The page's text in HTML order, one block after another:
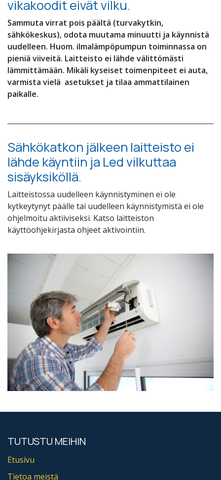
vikakoodit eivät vilku.
Sammuta virrat pois päältä (turvakytkin,
sähkökeskus), odota muutama minuutti ja käynnistä
uudelleen. Huom. ilmalämpöpumpun toiminnassa on
pieniä viiveitä. Laitteisto ei lähde välittömästi
lämmittämään. Mikäli kyseiset toimenpiteet ei auta,
varmista vielä asetukset ja tilaa ammattilainen
paikalle.
Sähkökatkon jälkeen laitteisto ei
lähde käyntiin ja Led vilkuttaa
sisäyksiköllä.
Laitteistossa uudelleen käynnistyminen ei ole
kytkeytynyt päälle tai uudelleen käynnistymistä ei ole
ohjelmoitu aktiiviseksi. Katso laitteiston
käyttöohjekirjasta ohjeet aktivointiin.
TUTUSTU MEIHIN
Etusivu
Tietoa meistä